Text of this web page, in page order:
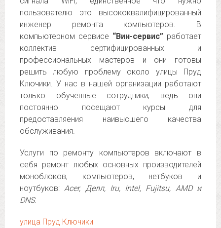
пользователю это высококвалифицированный
инженер ремонта компьютеров. В
компьютерном сервисе “Вин-сервис” работает
коллектив сертифицированных и
профессиональных мастеров и они готовы
решить любую проблему около улицы Пруд
Ключики. У нас в нашей организации работают
только обученные сотрудники, ведь они
постоянно посещают курсы для
предоставляения наивысшего качества
обслуживания.
Услуги по ремонту компьютеров включают в
себя ремонт любых основных производителей
моноблоков, компьютеров, нетбуков и
ноутбуков:Acer, Делл, Iru, Intel, Fujitsu, AMD и
DNS.
улица Пруд Ключики